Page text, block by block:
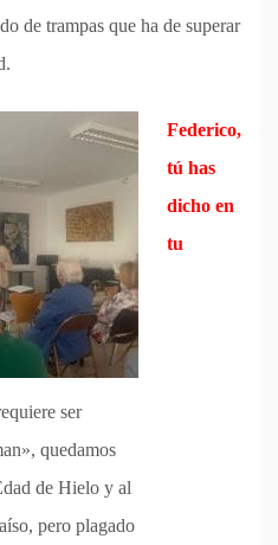
de trampas que ha de superar
ser
quedamos
de Hielo y al
pero plagado
Federico,
tú has
dicho en
tu